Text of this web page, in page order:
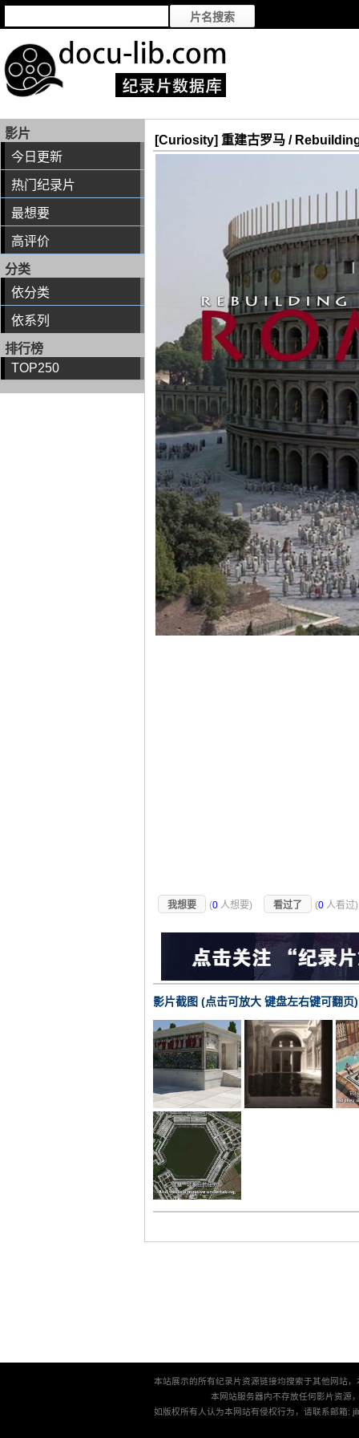
影片
今日更新
热门纪录片
最想要
高评价
分类
依分类
依系列
排行榜
TOP250
[Curiosity] 重建古罗马 /
我想要 (0 人想要) 看过了 (0 人看过
影片截图 (点击可放大 键盘左右键可翻页)
本站展示的所有纪录片资源链接均搜索于其他网站
本网站服务器内不存放任何影片资源
如版权所有人认为本网站有侵权行为，请联系邮箱: